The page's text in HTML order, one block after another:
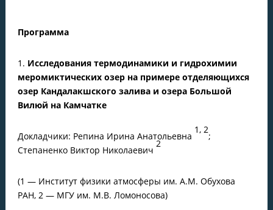
Программа
1. Исследования термодинамики и гидрохимии
меромиктических озер на примере отделяющихся
озер Кандалакшского залива и озера Большой
Вилюй на Камчатке
Докладчики: Репина Ирина Анатольевна
1, 2
;
Степаненко Виктор Николаевич
2
(1 — Институт физики атмосферы им. А.М. Обухова
РАН, 2 — МГУ им. М.В. Ломоносова)